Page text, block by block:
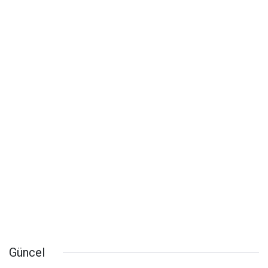
Güncel